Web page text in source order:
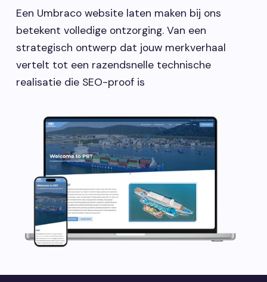
Een Umbraco website laten maken bij ons
betekent volledige ontzorging. Van een
strategisch ontwerp dat jouw merkverhaal
vertelt tot een razendsnelle technische
realisatie die SEO-proof is